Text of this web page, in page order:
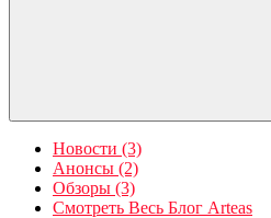
Новости (3)
Анонсы (2)
Обзоры (3)
Смотреть Весь Блог Arteas